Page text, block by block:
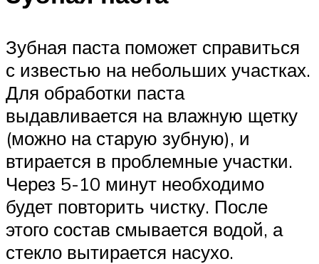
Зубная паста поможет справиться
с известью на небольших участках.
Для обработки паста
выдавливается на влажную щетку
(можно на старую зубную), и
втирается в проблемные участки.
Через 5-10 минут необходимо
будет повторить чистку. После
этого состав смывается водой, а
стекло вытирается насухо.